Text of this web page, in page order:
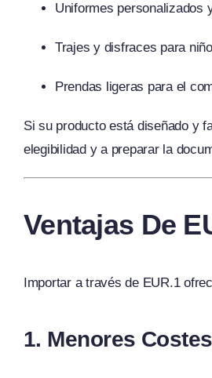
Uniformes personalizados
Trajes y disfraces para
Prendas ligeras para el
Si su producto está diseñado y
elegibilidad y a preparar la
Ventajas De
Importar a través de EUR.1
1. Menores